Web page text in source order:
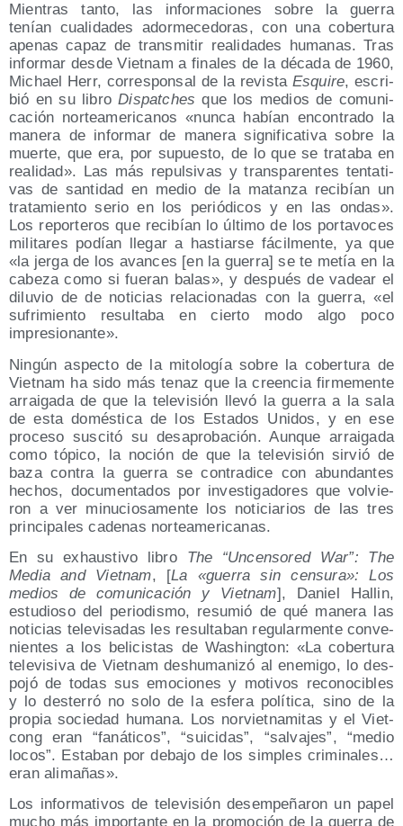
Mien­tras tan­to, las infor­ma­cio­nes sobre la gue­rra
tenían cua­li­da­des ador­me­ce­do­ras, con una cober­tu­ra
ape­nas capaz de trans­mi­tir reali­da­des huma­nas. Tras
infor­mar des­de Viet­nam a fina­les de la déca­da de 1960,
Michael Herr, corres­pon­sal de la revis­ta Esqui­re, escri­
bió en su libroDis­pat­ches que los medios de comu­ni­
ca­ción nor­te­ame­ri­ca­nos «nun­ca habían encon­tra­do la
mane­ra de infor­mar de mane­ra sig­ni­fi­ca­ti­va sobre la
muer­te, que era, por supues­to, de lo que se tra­ta­ba en
reali­dad». Las más repul­si­vas y trans­pa­ren­tes ten­ta­ti­
vas de san­ti­dad en medio de la matan­za reci­bían un
tra­ta­mien­to serio en los perió­di­cos y en las ondas».
Los repor­te­ros que reci­bían lo últi­mo de los por­ta­vo­ces
mili­ta­res podían lle­gar a has­tiar­se fácil­men­te, ya que
«la jer­ga de los avan­ces [en la gue­rra] se te metía en la
cabe­za como si fue­ran balas», y des­pués de vadear el
dilu­vio de de noti­cias rela­cio­na­das con la gue­rra, «el
sufri­mien­to resul­ta­ba en cier­to modo algo poco
impresionante».
Nin­gún aspec­to de la mito­lo­gía sobre la cober­tu­ra de
Viet­nam ha sido más tenaz que la creen­cia fir­me­men­te
arrai­ga­da de que la tele­vi­sión lle­vó la gue­rra a la sala
de esta domés­ti­ca de los Esta­dos Uni­dos, y en ese
pro­ce­so sus­ci­tó su des­apro­ba­ción. Aun­que arrai­ga­da
como tópi­co, la noción de que la tele­vi­sión sir­vió de
baza con­tra la gue­rra se con­tra­di­ce con abun­dan­tes
hechos, docu­men­ta­dos por inves­ti­ga­do­res que vol­vie­
ron a ver minu­cio­sa­men­te los noti­cia­rios de las tres
prin­ci­pa­les cade­nas norteamericanas.
En su exhaus­ti­vo libro The “Uncen­so­red War”: The
Media and Viet­nam, [La «gue­rra sin cen­su­ra»: Los
medios de comu­ni­ca­ción y Viet­nam], Daniel Hallin,
estu­dio­so del perio­dis­mo, resu­mió de qué mane­ra las
noti­cias tele­vi­sa­das les resul­ta­ban regu­lar­men­te con­ve­
nien­tes a los beli­cis­tas de Washing­ton: «La cober­tu­ra
tele­vi­si­va de Viet­nam des­hu­ma­ni­zó al enemi­go, lo des­
po­jó de todas sus emo­cio­nes y moti­vos reco­no­ci­bles
y lo des­te­rró no solo de la esfe­ra polí­ti­ca, sino de la
pro­pia socie­dad huma­na. Los nor­viet­na­mi­tas y el Viet­
cong eran “faná­ti­cos”, “sui­ci­das”, “sal­va­jes”, “medio
locos”. Esta­ban por deba­jo de los sim­ples cri­mi­na­les…
eran alimañas».
Los infor­ma­ti­vos de tele­vi­sión desem­pe­ña­ron un papel
mucho más impor­tan­te en la pro­mo­ción de la gue­rra de